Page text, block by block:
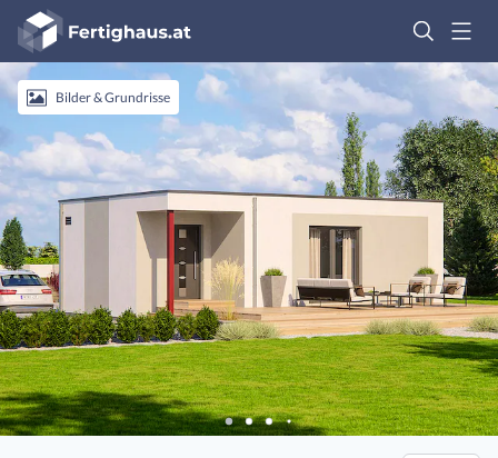
Fertighaus
Logo
AnmeldenBilder & Grundrisse